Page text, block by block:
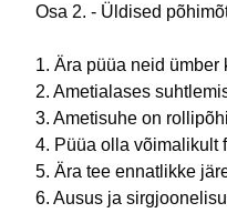
Osa 2. - Üldised
1. Ära püüa neid ümber
2. Ametialases
3. Ametisuhe on
4. Püüa olla võimalikult
5. Ära tee ennatlikke
6. Ausus ja